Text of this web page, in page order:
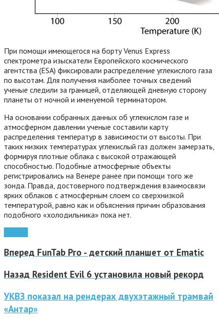
При помощи имеющегося на борту Venus Express
спектрометра изыскатели Европейского космического
агентства (ESA) фиксировали распределение углекислого газа
по высотам. Для получения наиболее точных сведений
ученые следили за границей, отделяющей дневную сторону
планеты от ночной и именуемой терминатором.
На основании собранных данных об углекислом газе и
атмосферном давлении ученые составили карту
распределения температур в зависимости от высоты. При
таких низких температурах углекислый газ должен замерзать,
формируя плотные облака с высокой отражающей
способностью. Подобные атмосферные объекты
регистрировались на Венере ранее при помощи того же
зонда. Правда, достоверного подтверждения взаимосвязи
ярких облаков с атмосферным слоем со сверхнизкой
температурой, равно как и объяснения причин образования
подобного «холодильника» пока нет.
Вперед FunTab Pro - детский планшет от Ematic
Назад Resident Evil 6 установила новый рекорд
УКВЗ показал на рендерах двухэтажный трамвай
«Антар»